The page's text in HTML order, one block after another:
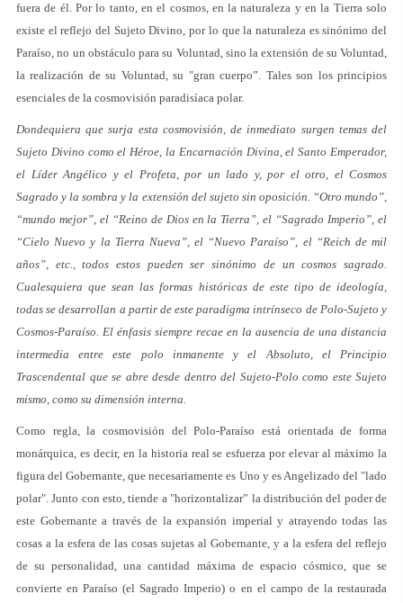
fuera de él. Por lo tanto, en el cosmos, en la naturaleza y en la Tierra solo
existe el reflejo del Sujeto Divino, por lo que la naturaleza es sinónimo del
Paraíso, no un obstáculo para su Voluntad, sino la extensión de su Voluntad,
la realización de su Voluntad, su "gran cuerpo”. Tales son los principios
esenciales de la cosmovisión paradisíaca polar.
Dondequiera que surja esta cosmovisión, de inmediato surgen temas del
Sujeto Divino como el Héroe, la Encarnación Divina, el Santo Emperador,
el Líder Angélico y el Profeta, por un lado y, por el otro, el Cosmos
Sagrado y la sombra y la extensión del sujeto sin oposición. “Otro mundo”,
“mundo mejor”, el “Reino de Dios en la Tierra”, el “Sagrado Imperio”, el
“Cielo Nuevo y la Tierra Nueva”, el “Nuevo Paraíso”, el “Reich de mil
años”, etc., todos estos pueden ser sinónimo de un cosmos sagrado.
Cualesquiera que sean las formas históricas de este tipo de ideología,
todas se desarrollan a partir de este paradigma intrínseco de Polo-Sujeto y
Cosmos-Paraíso. El énfasis siempre recae en la ausencia de una distancia
intermedia entre este polo inmanente y el Absoluto, el Principio
Trascendental que se abre desde dentro del Sujeto-Polo como este Sujeto
mismo, como su dimensión interna.
Como regla, la cosmovisión del Polo-Paraíso está orientada de forma
monárquica, es decir, en la historia real se esfuerza por elevar al máximo la
figura del Gobernante, que necesariamente es Uno y es Angelizado del "lado
polar". Junto con esto, tiende a "horizontalizar” la distribución del poder de
este Gobernante a través de la expansión imperial y atrayendo todas las
cosas a la esfera de las cosas sujetas al Gobernante, y a la esfera del reflejo
de su personalidad, una cantidad máxima de espacio cósmico, que se
convierte en Paraíso (el Sagrado Imperio) o en el campo de la restaurada